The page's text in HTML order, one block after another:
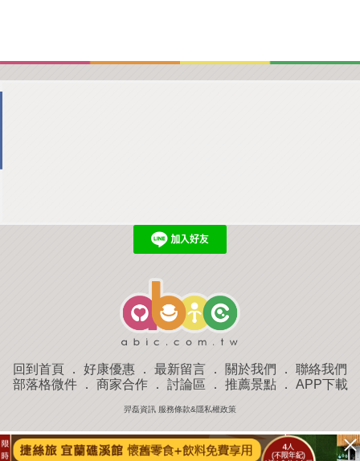
回到首頁 ． 好康優惠 ． 最新留言 ． 關於我們 ． 聯絡我們
部落格微件． 商家合作． 討論區 ． 推薦景點． APP下載
羿磊資訊 服務條款&隱私權政策